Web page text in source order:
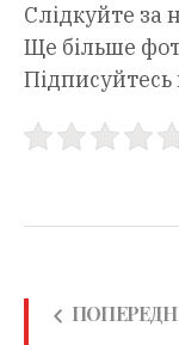
Слідкуйте за
Ще більше
Підписуйтесь